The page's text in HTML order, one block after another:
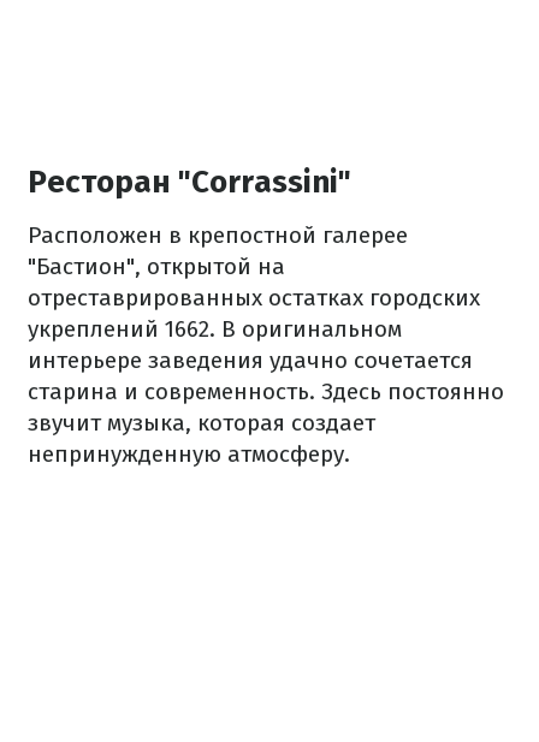
Ресторан "Corrassini"
Расположен в крепостной галерее
"Бастион", открытой на
отреставрированных остатках городских
укреплений 1662. В оригинальном
интерьере заведения удачно сочетается
старина и современность. Здесь постоянно
звучит музыка, которая создает
непринужденную атмосферу.